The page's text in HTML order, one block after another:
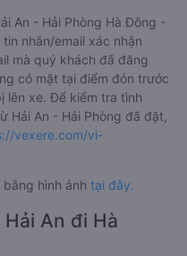
An - Hải Phòng Hà Đông -
nhắn/email xác nhận
mà quý khách đã đăng
có mặt tại điểm đón trước
lên xe. Để kiểm tra tình
Hải An - Hải Phòng đã đặt,
vexere.com/vi-
hình ảnh tại đây.
An đi Hà